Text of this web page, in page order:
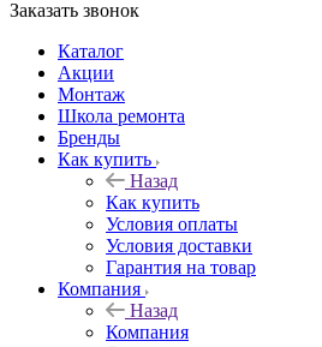
Заказать звонок
Каталог
Акции
Монтаж
Школа ремонта
Бренды
Как купить
Назад
Как купить
Условия оплаты
Условия доставки
Гарантия на товар
Компания
Назад
Компания